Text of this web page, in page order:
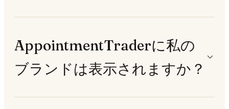
AppointmentTraderに私の
ブランドは表示されますか？